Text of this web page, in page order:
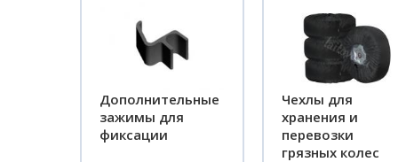
Дополнительные
зажимы для
фиксации
Чехлы для
хранения и
перевозки
грязных колес